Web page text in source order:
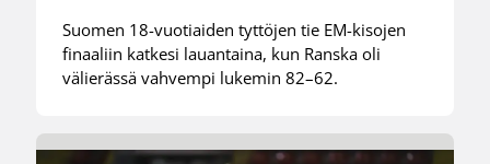
Suomen 18-vuotiaiden tyttöjen tie EM-kisojen
finaaliin katkesi lauantaina, kun Ranska oli
välierässä vahvempi lukemin 82–62.